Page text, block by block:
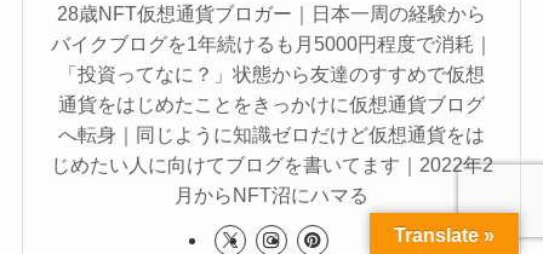
28歳NFT仮想通貨ブロガー｜日本一周の経験から
バイクブログを1年続けるも月5000円程度で消耗｜
「投資ってなに？」状態から友達のすすめで仮想
通貨をはじめたことをきっかけに仮想通貨ブログ
へ転身｜同じように知識ゼロだけど仮想通貨をは
じめたい人に向けてブログを書いてます｜2022年2
月からNFT沼にハマる
Translate »